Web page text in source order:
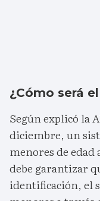
¿Cómo será
Según explicó la
diciembre, un
menores de edad
debe garantizar
identificación, el